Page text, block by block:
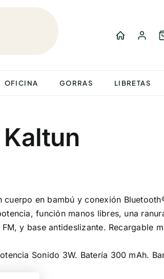
OFICINA GORRAS LIBRETAS
en bambú y conexión
función manos libres, una
y base antideslizante. Recargable
Sonido 3W. Batería 300 mAh.